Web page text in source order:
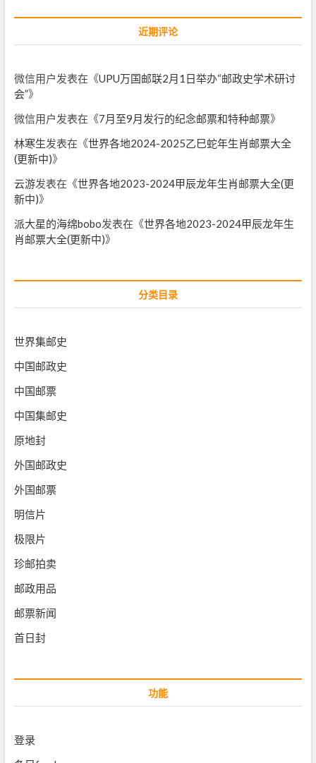
近期评论
微信用户 发表在《UPU万国邮联2月1日举办“邮政史学术研讨
会”》
微信用户 发表在《7月至9月发行的纪念邮票和特种邮票》
林寒生发表在《世界各地2024-2025乙巳蛇年生肖邮票大全
(更新中)》
云游发表在《世界各地2023-2024甲辰龙年生肖邮票大全(更
新中)》
派大星的海绵bobo发表在《世界各地2023-2024甲辰龙年生
肖邮票大全(更新中)》
分类目录
世界集邮史
中国邮政史
中国邮票
中国集邮史
原地封
外国邮政史
外国邮票
明信片
极限片
珍邮拍卖
邮政用品
邮票新闻
首日封
功能
登录